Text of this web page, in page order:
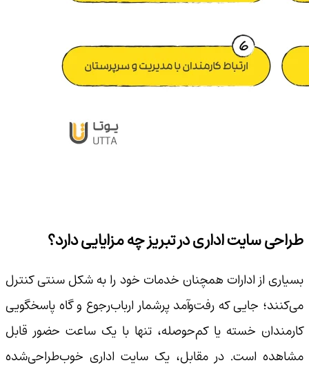
طراحی سایت اداری در تبریز چه مزایایی دارد؟
بسیاری از ادارات همچنان خدمات خود را به شکل سنتی کنترل
می‌کنند؛ جایی که رفت‌وآمد پرشمار ارباب‌رجوع و گاه پاسخگویی
کارمندان خسته یا کم‌حوصله، تنها با یک ساعت حضور قابل
مشاهده است. در مقابل، یک سایت اداری خوب‌طراحی‌شده